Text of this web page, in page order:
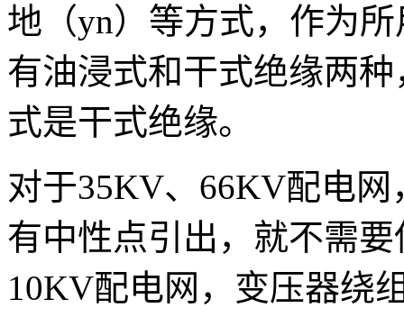
地（yn）等方式，作为
有油浸式和干式绝缘两
式是干式绝缘。
对于35KV、66KV配电
有中性点引出，就不需
10KV配电网，变压器绕